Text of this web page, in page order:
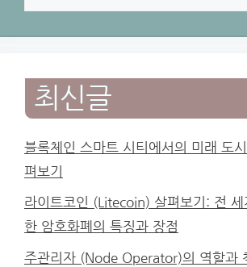
최신글
블록체인 스마트 시티에서의 미래 도
펴보기
라이트코인 (Litecoin) 살펴보기: 전 세
한 암호화폐의 특징과 장점
주관리자 (Node Operator)의 역할과